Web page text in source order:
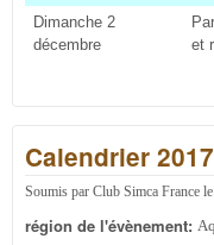
Dimanche 2
décembre
et
Calendrier
Soumis par Club Simca France le
région de l'évènement: